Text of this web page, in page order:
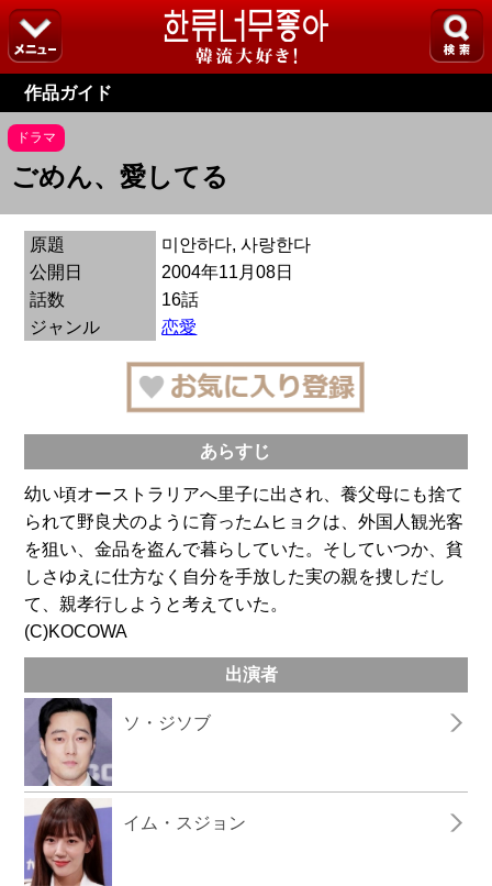
作品ガイド
ドラマ
ごめん、愛してる
原題
미안하다, 사랑한다
公開日
2004年11月08日
話数
16話
ジャンル
恋愛
あらすじ
幼い頃オーストラリアへ里子に出され、養父母にも捨て
られて野良犬のように育ったムヒョクは、外国人観光客
を狙い、金品を盗んで暮らしていた。そしていつか、貧
しさゆえに仕方なく自分を手放した実の親を捜しだし
て、親孝行しようと考えていた。
(C)KOCOWA
出演者
ソ・ジソブ
イム・スジョン